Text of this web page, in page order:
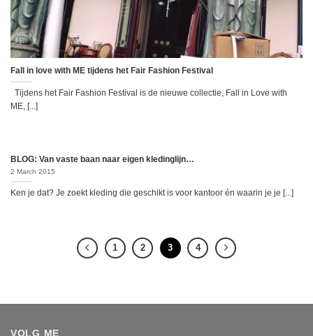
Fall in love with ME tijdens het Fair Fashion Festival
Tijdens het Fair Fashion Festival is de nieuwe collectie, Fall in Love with
ME, [...]
BLOG: Van vaste baan naar eigen kledinglijn…
2 March 2015
Ken je dat? Je zoekt kleding die geschikt is voor kantoor én waarin je je [...]
1 2 3 4
VOLG ME